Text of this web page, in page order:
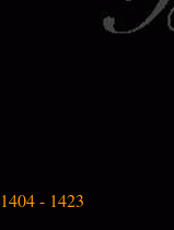
1404 - 1423